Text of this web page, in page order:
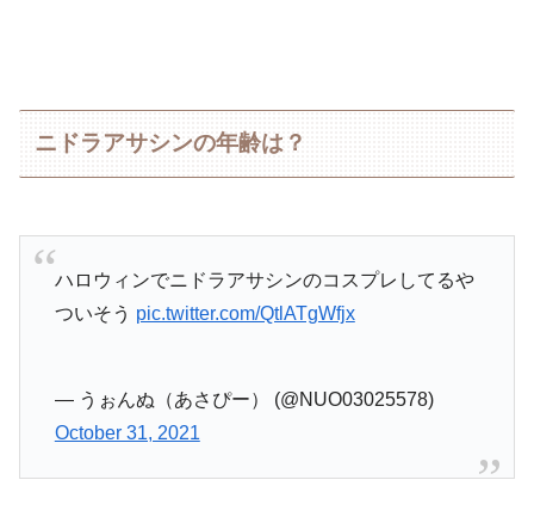
ニドラアサシンの年齢は？
ハロウィンでニドラアサシンのコスプレしてるや
ついそう pic.twitter.com/QtlATgWfjx
— うぉんぬ（あさぴー） (@NUO03025578)
October 31, 2021